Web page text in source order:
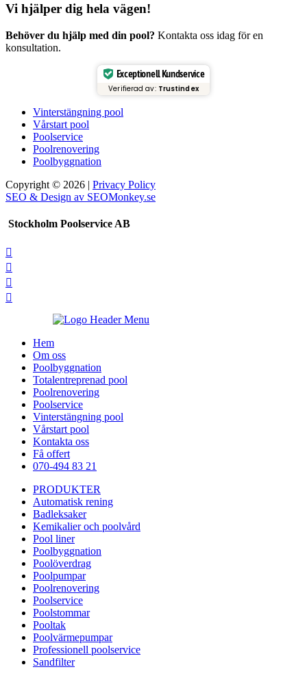
Vi hjälper dig hela vägen!
Behöver du hjälp med din pool? Kontakta oss idag för en
konsultation.
Exceptionell Kundservice
Verifierad av: Trustindex
Vinterstängning pool
Vårstart pool
Poolservice
Poolrenovering
Poolbyggnation
Copyright © 2026 | Privacy Policy
SEO & Design av SEOMonkey.se
Stockholm Poolservice AB




Hem
Om oss
Poolbyggnation
Totalentreprenad pool
Poolrenovering
Poolservice
Vinterstängning pool
Vårstart pool
Kontakta oss
Få offert
070-494 83 21
PRODUKTER
Automatisk rening
Badleksaker
Kemikalier och poolvård
Pool liner
Poolbyggnation
Poolöverdrag
Poolpumpar
Poolrenovering
Poolservice
Poolstommar
Pooltak
Poolvärmepumpar
Professionell poolservice
Sandfilter